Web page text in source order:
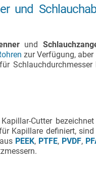
und
und
zur Verfügung,
Cutter
Kapillare definiert,
PEEK, PTFE, PVDF,